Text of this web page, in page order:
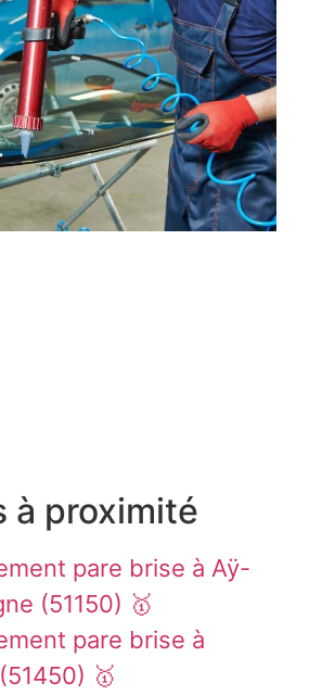
à proximité
pare brise à Aÿ-
(51150) 🥇
pare brise à
🥇